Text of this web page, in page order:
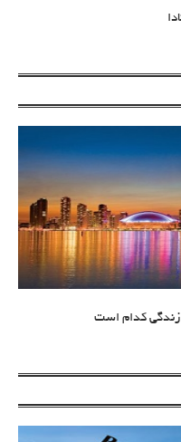
زندگی کدام است